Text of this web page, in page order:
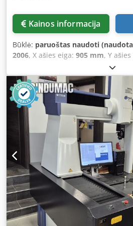
Kainos informacija
Būklė: paruoštas naudoti
2006, X ašies eiga: 905 mm, Y
, bendras
skaičius:5, Šis 5 ašių "Mitutoyo
pagamintas 2006 m. Įspūdinga X
ašies eiga - 2005 mm, o Z ašies
yra 1080 x 2720 mm dydžio
pakankamai vietos įvairioms
aukštos kokybės matavimo
parduodamas "Mitutoyo Crysta-
Susisiekite su mumis dėl
Andpjpfx Aggswa • Matavimo